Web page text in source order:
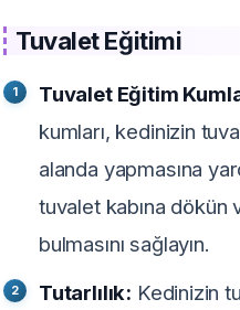
Tuvalet Eğitimi
Tuvalet Eğitim
kumları, kedinizin
alanda yapmasına
tuvalet kabına dökün
bulmasını sağlayın.
Tutarlılık: Kedinizin